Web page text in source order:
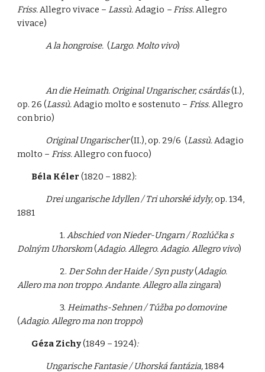
Friss.Allegro vivace – Lassù.Adagio – Friss.Allegro
vivace)
A la hongroise. (Largo. Molto vivo)
An die Heimath. Original Ungarischer, csárdás(I.),
op. 26 (Lassù.Adagio molto e sostenuto – Friss.Allegro
con brio)
Original Ungarischer(II.), op. 29/6 (Lassù.Adagio
molto –Friss.Allegro con fuoco)
Béla Kéler(1820 – 1882):
Drei ungarische Idyllen / Tri uhorské idyly,op. 134,
1881
1.Abschied von Nieder-Ungarn / Rozlúčka s
Dolným Uhorskom(Adagio. Allegro. Adagio. Allegro vivo)
2. Der Sohn der Haide / Syn pusty(Adagio.
Allero ma non troppo. Andante. Allegro alla zingara)
3.Heimaths-Sehnen / Túžba po domovine
(Adagio. Allegro ma non troppo)
Géza Zichy(1849 – 1924):
Ungarische Fantasie / Uhorská fantázia,1884